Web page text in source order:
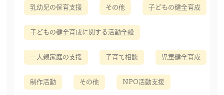
乳幼児の保育支援 その他 子どもの健全育成
子どもの健全育成に関する活動全般
一人親家庭の支援 子育て相談 児童健全育成
制作活動 その他 NPO活動支援